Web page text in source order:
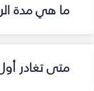
ما هي مدة
متى تغادر